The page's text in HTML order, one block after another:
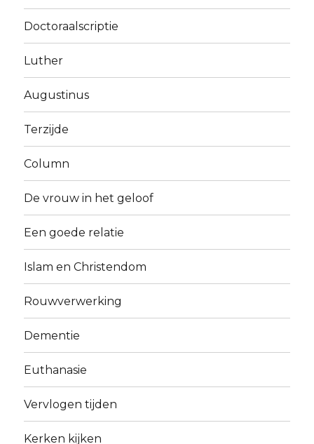
Doctoraalscriptie
Luther
Augustinus
Terzijde
Column
De vrouw in het geloof
Een goede relatie
Islam en Christendom
Rouwverwerking
Dementie
Euthanasie
Vervlogen tijden
Kerken kijken